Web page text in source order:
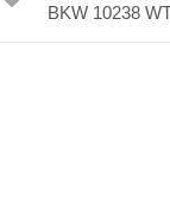
BKW 10238